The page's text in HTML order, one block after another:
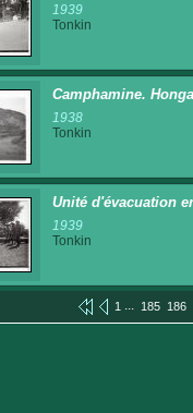
1939
Tonkin
Camphamine.
1938
Tonkin
Unité d'évacuation
1939
Tonkin
1 ... 185 186